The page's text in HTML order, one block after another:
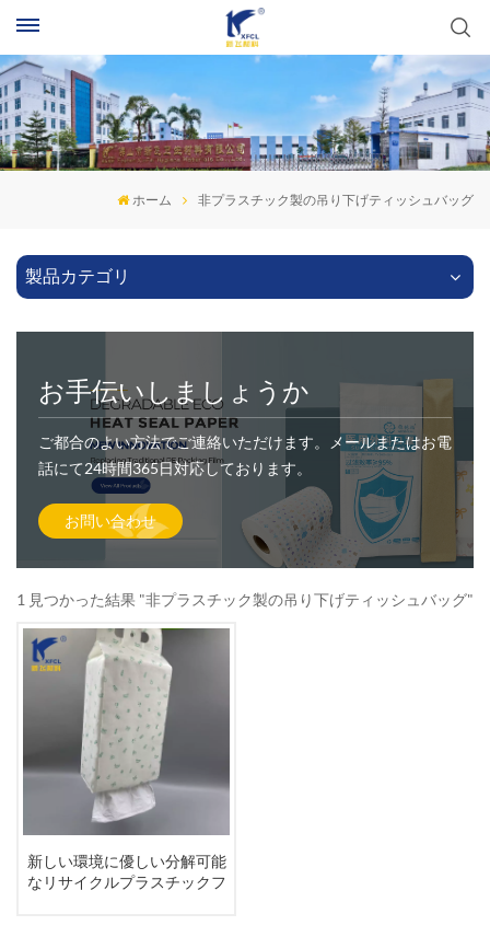
ホーム 非プラスチック製の吊り下げティッシュバッグ
製品カテゴリ
お手伝いしましょうか
ご都合のよい方法でご連絡いただけます。メールまたはお電
話にて24時間365日対応しております。
お問い合わせ
1 見つかった結果 "非プラスチック製の吊り下げティッシュバッグ"
新しい環境に優しい分解可能
なリサイクルプラスチックフ